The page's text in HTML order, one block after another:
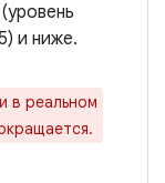
и ниже.
в реальном